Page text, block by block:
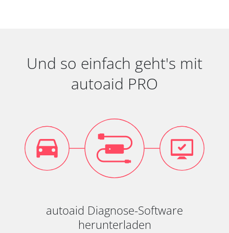
Und so einfach geht's mit
autoaid PRO
autoaid Diagnose-Software
herunterladen